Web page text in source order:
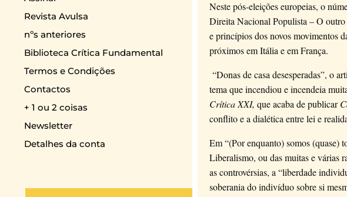
Revista Avulsa
nºs anteriores
Biblioteca Crítica Fundamental
Termos e Condições
Contactos
+ 1 ou 2 coisas
Newsletter
Detalhes da conta
Neste pós-eleições europeias, o
Direita Nacional Populista – O outro
e princípios dos novos movimentos
próximos em Itália e em França.
“Donas de casa desesperadas”, o
tema que incendiou e incendeia
Crítica XXI,que acaba de publicar
conflito e a dialética entre lei e
Em “(Por enquanto) somos (quase)
Liberalismo, ou das muitas e várias
as controvérsias, a “liberdade
soberania do indivíduo sobre si